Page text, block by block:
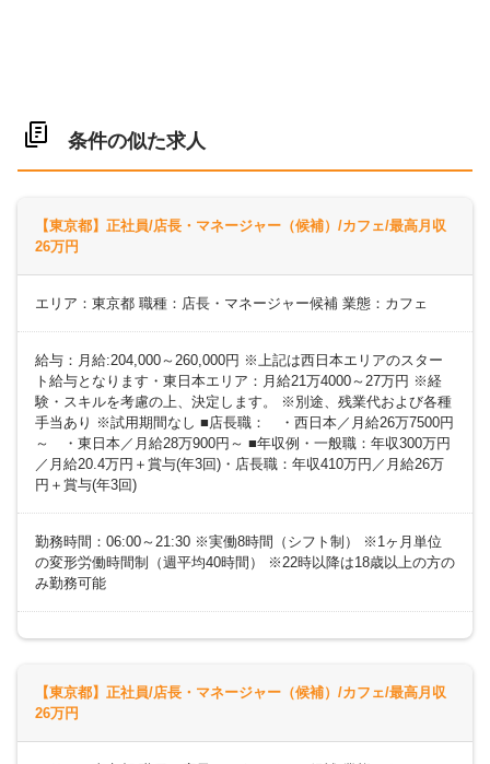
条件の似た求人
【東京都】正社員/店長・マネージャー（候補）/カフェ/最高月収
26万円
エリア：東京都 職種：店長・マネージャー候補 業態：カフェ
給与：月給:204,000～260,000円 ※上記は西日本エリアのスター
ト給与となります・東日本エリア：月給21万4000～27万円 ※経
験・スキルを考慮の上、決定します。 ※別途、残業代および各種
手当あり ※試用期間なし ■店長職： ・西日本／月給26万7500円
～ ・東日本／月給28万900円～ ■年収例・一般職：年収300万円
／月給20.4万円＋賞与(年3回)・店長職：年収410万円／月給26万
円＋賞与(年3回)
勤務時間：06:00～21:30 ※実働8時間（シフト制） ※1ヶ月単位
の変形労働時間制（週平均40時間） ※22時以降は18歳以上の方の
み勤務可能
【東京都】正社員/店長・マネージャー（候補）/カフェ/最高月収
26万円